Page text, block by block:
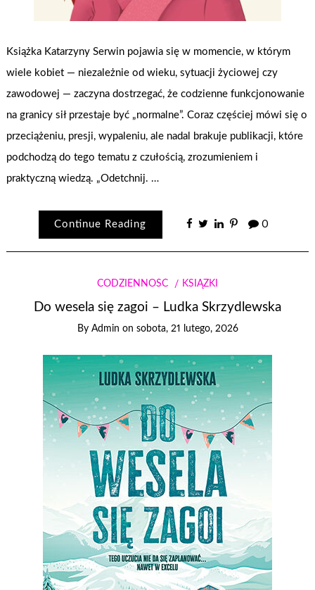
Książka Katarzyny Serwin pojawia się w momencie, w którym
wiele kobiet — niezależnie od wieku, sytuacji życiowej czy
zawodowej — zaczyna dostrzegać, że codzienne funkcjonowanie
na granicy sił przestaje być „normalne”. Coraz częściej mówi się o
przeciążeniu, presji, wypaleniu, ale nadal brakuje publikacji, które
podchodzą do tego tematu z czułością, zrozumieniem i
praktyczną wiedzą. „Odetchnij. …
Continue Reading 0
CODZIENNOŚĆ KSIĄŻKI
Do wesela się zagoi – Ludka Skrzydlewska
By Admin on sobota, 21 lutego, 2026